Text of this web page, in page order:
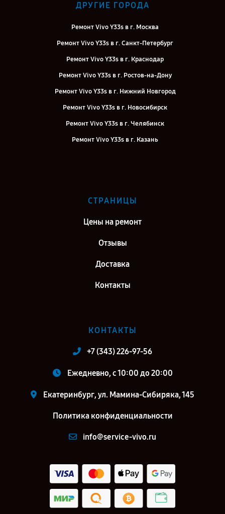
ДРУГИЕ ГОРОДА
Ремонт Vivo Y33s в г. Москва
Ремонт Vivo Y33s в г. Санкт-Петербург
Ремонт Vivo Y33s в г. Краснодар
Ремонт Vivo Y33s в г. Ростов-на-Дону
Ремонт Vivo Y33s в г. Нижний Новгород
Ремонт Vivo Y33s в г. Новосибирск
Ремонт Vivo Y33s в г. Челябинск
Ремонт Vivo Y33s в г. Казань
Ремонт Vivo Y33s в г. Киров
СТРАНИЦЫ
Цены на ремонт
Отзывы
Доставка
Контакты
КОНТАКТЫ
+7 (343) 226-97-56
Ежедневно, с 10:00 до 20:00
Екатеринбург, ул. Мамина-Сибиряка, 145
Политика конфиденциальности
info@service-vivo.ru